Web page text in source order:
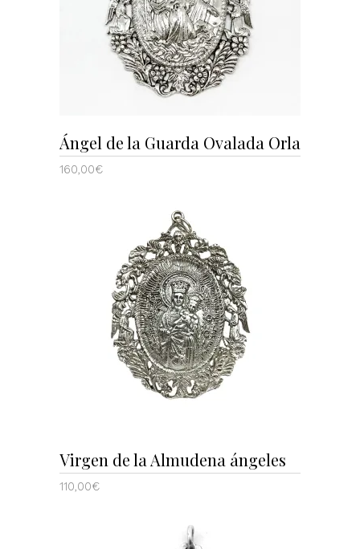
LEER MÁS
Ángel de la Guarda Ovalada Orla
160,00€
AÑADIR AL CARRITO
Virgen de la Almudena ángeles
110,00€